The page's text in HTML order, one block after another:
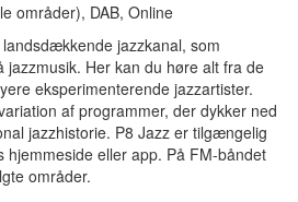
områder), DAB, Online
jazzkanal, som
jazzmusik. Her kan du høre alt fra de
eksperimenterende jazzartister.
af programmer, der dykker ned
jazzhistorie. P8 Jazz er tilgængelig
hjemmeside eller app. På FM-båndet
områder.